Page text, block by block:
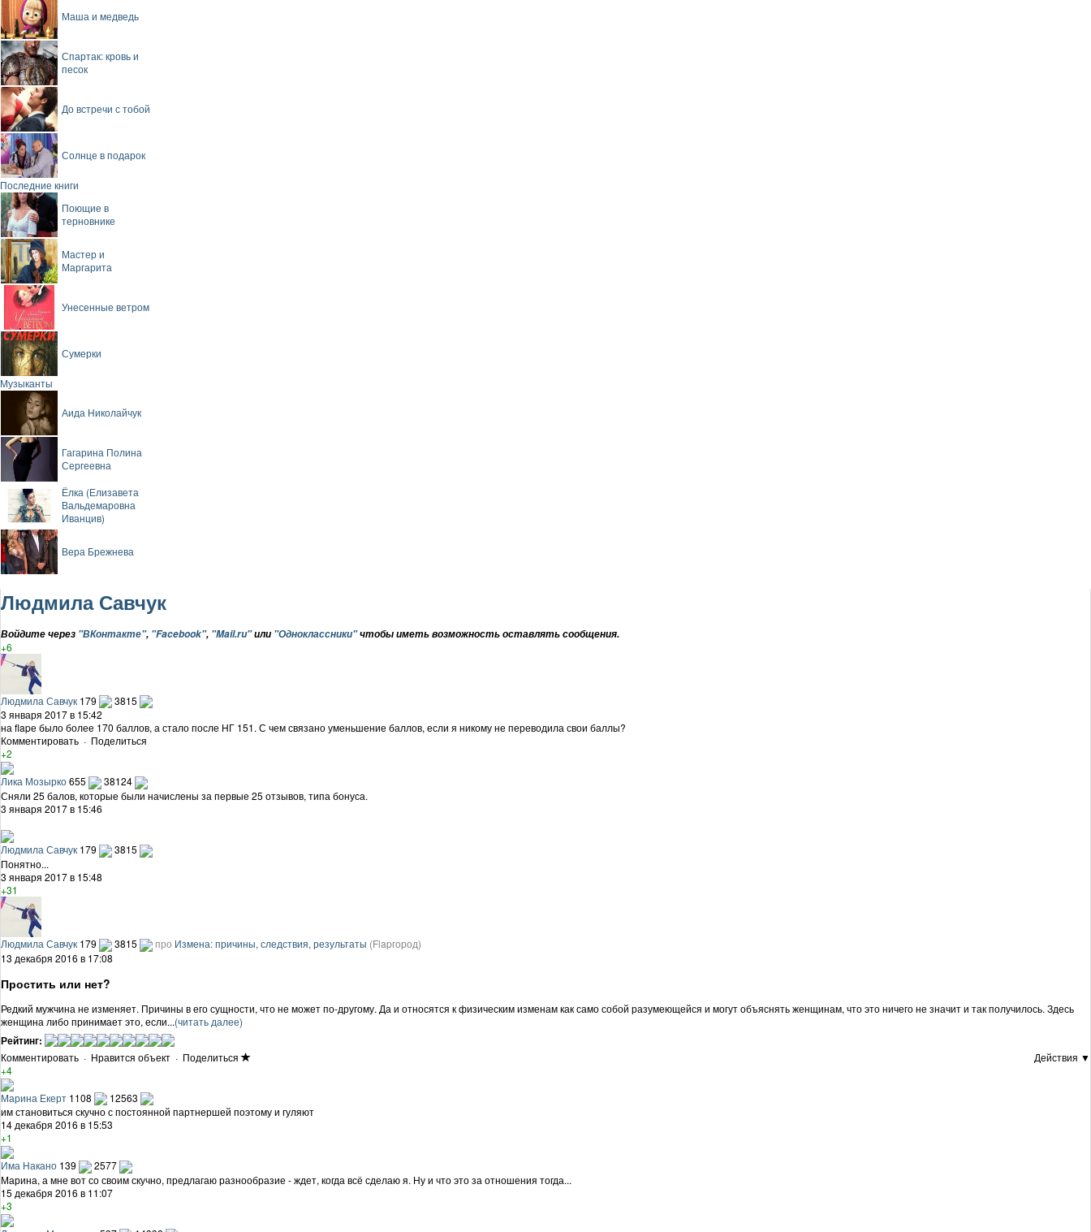
Маша и медведь
Спартак: кровь и
песок
До встречи с тобой
Солнце в подарок
Последние книги
Поющие в
терновнике
Мастер и
Маргарита
Унесенные ветром
Сумерки
Музыканты
Аида Николайчук
Гагарина Полина
Сергеевна
Ёлка (Елизавета
Вальдемаровна
Иванцив)
Вера Брежнева
Людмила Савчук
Войдите через "ВКонтакте", "Facebook", "Mail.ru"или "Одноклассники"чтобы иметь возможность оставлять сообщения.
+6
Людмила Савчук 179
3815
3 января 2017 в 15:42
на flapе было более 170 баллов, а стало после НГ 151. С чем связано уменьшение баллов, если я никому не переводила свои баллы?
Комментировать · Поделиться
+2
Лика Мозырко655
38124
Сняли 25 балов, которые были начислены за первые 25 отзывов, типа бонуса.
3 января 2017 в 15:46
Людмила Савчук 179
3815
Понятно...
3 января 2017 в 15:48
+31
Людмила Савчук 179 3815 про Измена: причины, следствия, результаты (Flapгород)
13 декабря 2016 в 17:08
Простить или нет?
Редкий мужчина не изменяет. Причины в его сущности, что не может по-другому. Да и относятся к физическим изменам как само собой разумеющейся и могут объяснять женщинам, что это ничего не значит и так получилось. Здесь
женщина либо принимает это, если...(читать далее)
Рейтинг:
Комментировать · Нравится объект · Поделиться
Действия ▼
+4
Марина Екерт 1108
12563
им становиться скучно с постоянной партнершей поэтому и гуляют
14 декабря 2016 в 15:53
+1
Има Накано 139
2577
Марина, а мне вот со своим скучно, предлагаю разнообразие - ждет, когда всё сделаю я. Ну и что это за отношения тогда...
15 декабря 2016 в 11:07
+3